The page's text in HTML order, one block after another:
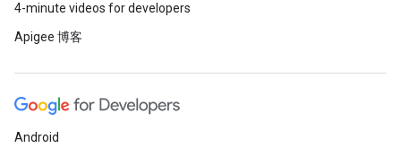
4-minute videos for developers
Apigee 博客
Android